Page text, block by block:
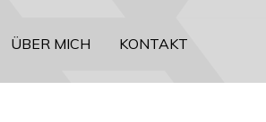
ÜBER MICH KONTAKT